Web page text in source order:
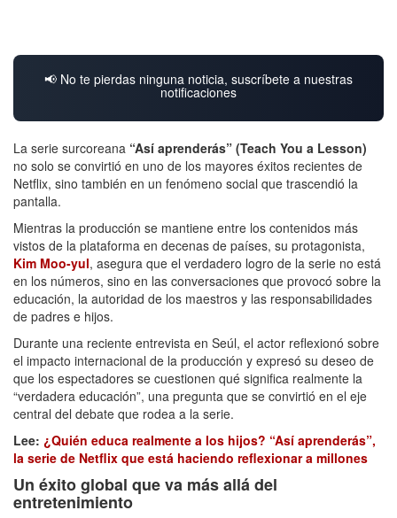
📢 No te pierdas ninguna noticia, suscríbete a nuestras
notificaciones
La serie surcoreana “Así aprenderás” (Teach You a Lesson)
no solo se convirtió en uno de los mayores éxitos recientes de
Netflix, sino también en un fenómeno social que trascendió la
pantalla.
Mientras la producción se mantiene entre los contenidos más
vistos de la plataforma en decenas de países, su protagonista,
Kim Moo-yul, asegura que el verdadero logro de la serie no está
en los números, sino en las conversaciones que provocó sobre la
educación, la autoridad de los maestros y las responsabilidades
de padres e hijos.
Durante una reciente entrevista en Seúl, el actor reflexionó sobre
el impacto internacional de la producción y expresó su deseo de
que los espectadores se cuestionen qué significa realmente la
“verdadera educación”, una pregunta que se convirtió en el eje
central del debate que rodea a la serie.
Lee: ¿Quién educa realmente a los hijos? “Así aprenderás”,
la serie de Netflix que está haciendo reflexionar a millones
Un éxito global que va más allá del
entretenimiento